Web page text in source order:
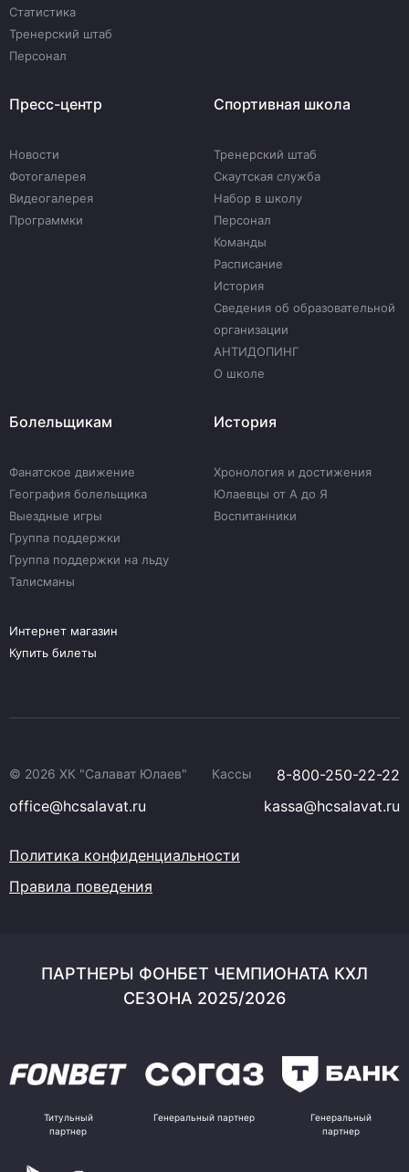
Статистика
Тренерский штаб
Персонал
Пресс-центр
Новости
Фотогалерея
Видеогалерея
Программки
Спортивная школа
Тренерский штаб
Скаутская служба
Набор в школу
Персонал
Команды
Расписание
История
Сведения об образовательной
организации
АНТИДОПИНГ
О школе
Болельщикам
Фанатское движение
География болельщика
Выездные игры
Группа поддержки
Группа поддержки на льду
Талисманы
История
Хронология и достижения
Юлаевцы от А до Я
Воспитанники
Интернет магазин
Купить билеты
© 2026 ХК "Салават Юлаев" Кассы
8-800-250-22-22
office@hcsalavat.ru
kassa@hcsalavat.ru
Политика конфиденциальности
Правила поведения
ПАРТНЕРЫ ФОНБЕТ ЧЕМПИОНАТА КХЛ
СЕЗОНА 2025/2026
Титульный
партнер
Генеральный партнер
Генеральный
партнер